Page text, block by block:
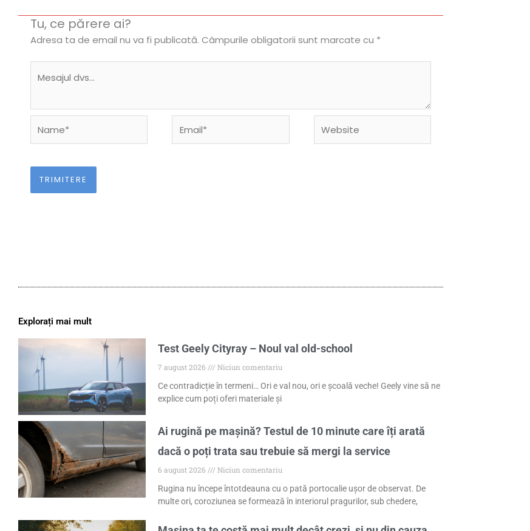
Tu, ce părere ai?
Adresa ta de email nu va fi publicată. Câmpurile obligatorii sunt marcate cu *
Explorați mai mult
Test Geely Cityray – Noul val old-school
7 august 2026
Niciun comentariu
Ce contradicție în termeni… Ori e val nou, ori e școală veche! Geely vine să ne
explice cum poți oferi materiale și
Ai rugină pe mașină? Testul de 10 minute care îți arată
dacă o poți trata sau trebuie să mergi la service
6 august 2026
Niciun comentariu
Rugina nu începe întotdeauna cu o pată portocalie ușor de observat. De
multe ori, coroziunea se formează în interiorul pragurilor, sub chedere,